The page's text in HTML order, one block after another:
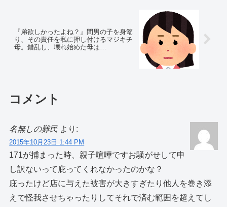
『弟欲しかったよね？』間男の子を身篭
り、その責任を私に押し付けるマジキチ
母。錯乱し、壊れ始めた母は…
コメント
名無しの難民 より:
2015年10月23日 1:44 PM
171が捕まった時、親子喧嘩ですお騒がせして申
し訳ないって庇ってくれなかったのかな？
庇ったけど店に与えた被害が大きすぎたり他人を巻き添
えで怪我させちゃったりしてそれで済む範囲を超えてし